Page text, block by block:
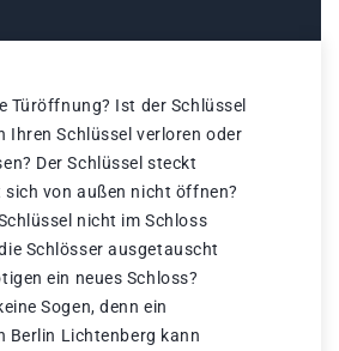
Türöffnung? Ist der Schlüssel
Ihren Schlüssel verloren oder
Der Schlüssel steckt
von außen nicht öffnen?
nicht im Schloss
Schlösser ausgetauscht
ein neues Schloss?
Sogen, denn ein
Berlin Lichtenberg kann